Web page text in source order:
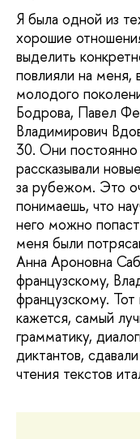
Я была одной из
хорошие
выделить
повлияли на меня,
молодого
Бодрова, Павел
Владимирович
30. Они постоянно
рассказывали
за рубежом. Это
понимаешь, что
него можно
меня были
Анна Ароновна
французскому,
французскому.
кажется, самый
грамматику,
диктантов,
чтения текстов